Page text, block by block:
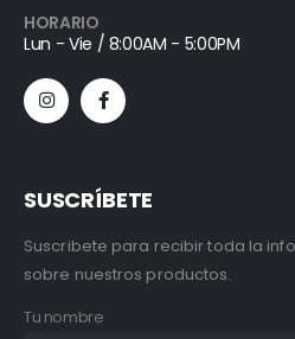
HORARIO
Lun - Vie / 8:00AM - 5:00PM
SUSCRÍBETE
Suscribete para recibir toda la
sobre nuestros productos.
Tu nombre